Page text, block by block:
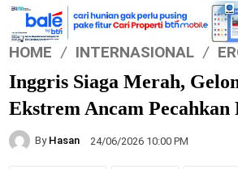
HOME INTERNASIONAL
Inggris Siaga Merah,
Ekstrem Ancam Pecahkan
By Hasan 24/06/2026 10:00 PM